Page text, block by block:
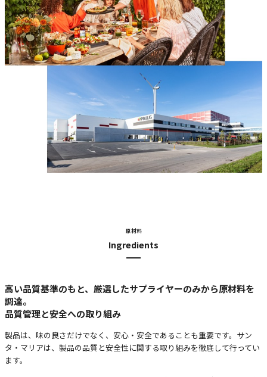
原材料
Ingredients
高い品質基準のもと、厳選したサプライヤーのみから原材料を
調達。
品質管理と安全への取り組み
製品は、味の良さだけでなく、安心・安全であることも重要です。サン
タ・マリアは、製品の品質と安全性に関する取り組みを徹底して行ってい
ます。